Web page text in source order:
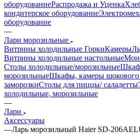
оборудованиеРаспродажа и Уценка
кондитерское оборудование
оборудование
—
Лари морозильные
Витрины холодильные ГоркиКамеры
Витрины холодильные настольные
Столы холодильные/морозильные
морозильныеШкафы, камеры шокового
заморозкиСтолы для пиццы/ саладетты
холодильные, морозильные
—
Лари
Аксессуары
—Ларь морозильный Haier SD-